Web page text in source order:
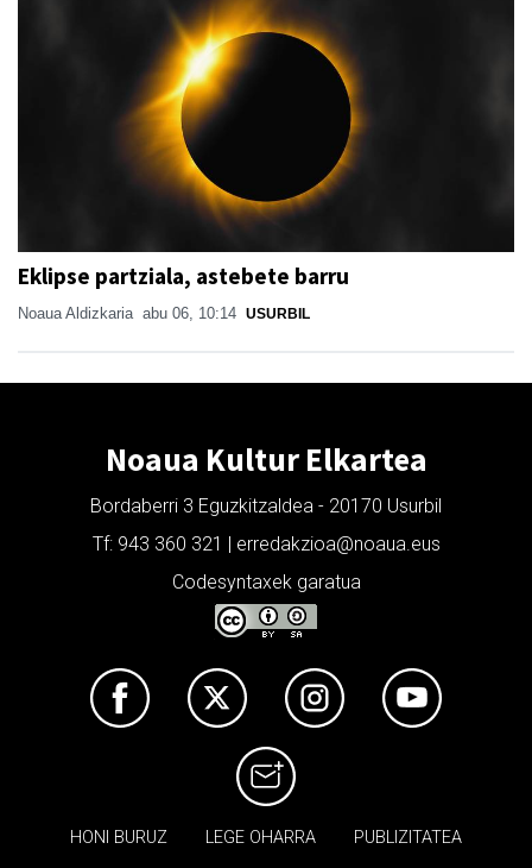
Eklipse partziala, astebete barru
Noaua Aldizkaria abu 06, 10:14 USURBIL
Noaua Kultur Elkartea
Bordaberri 3 Eguzkitzaldea - 20170 Usurbil
Tf: 943 360 321 | erredakzioa@noaua.eus
Codesyntaxek garatua
HONI BURUZ LEGE OHARRA PUBLIZITATEA